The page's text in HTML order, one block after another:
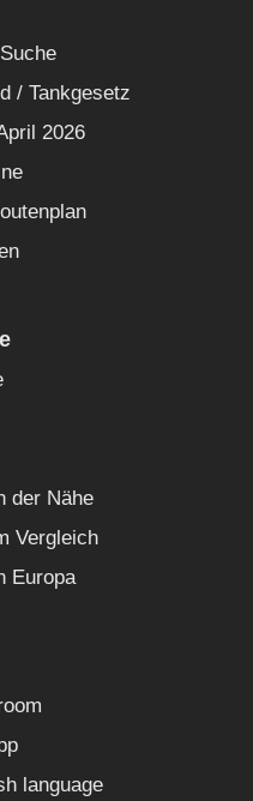
/ Tankgesetz
2026
der Nähe
Vergleich
Europa
language